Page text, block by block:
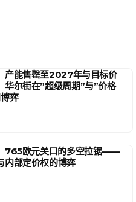
产能售罄至2027年与目标价
华尔街在”超级周期”与”价格
弈
765欧元关口的多空拉锯——
内部定价权的博弈